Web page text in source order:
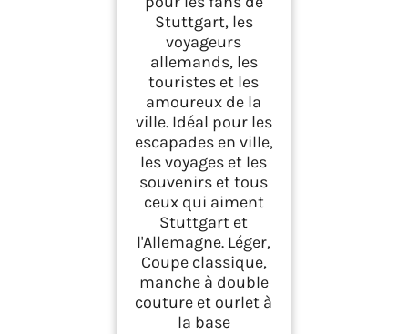
Stuttgart, les
voyageurs
allemands, les
touristes et les
amoureux de la
ville. Idéal pour les
escapades en ville,
les voyages et les
souvenirs et tous
ceux qui aiment
Stuttgart et
l'Allemagne. Léger,
Coupe classique,
manche à double
couture et ourlet à
la base